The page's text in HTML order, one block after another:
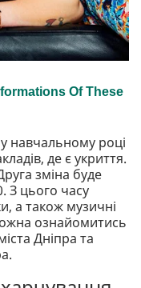
навчальному році
де є укриття.
зміна буде
З цього часу
а також музичні
ознайомитись
Дніпра та